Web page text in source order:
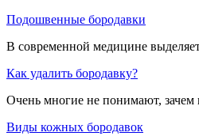
Подошвенные бородавки
В современной медицине
Как удалить бородавку?
Очень многие не понимают, зачем
Виды кожных бородавок